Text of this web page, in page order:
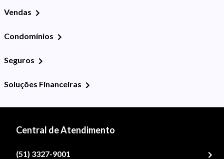
Vendas
Condomínios
Seguros
Soluções Financeiras
Central de Atendimento
(51) 3327-9001